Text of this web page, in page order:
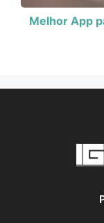
Melhor App